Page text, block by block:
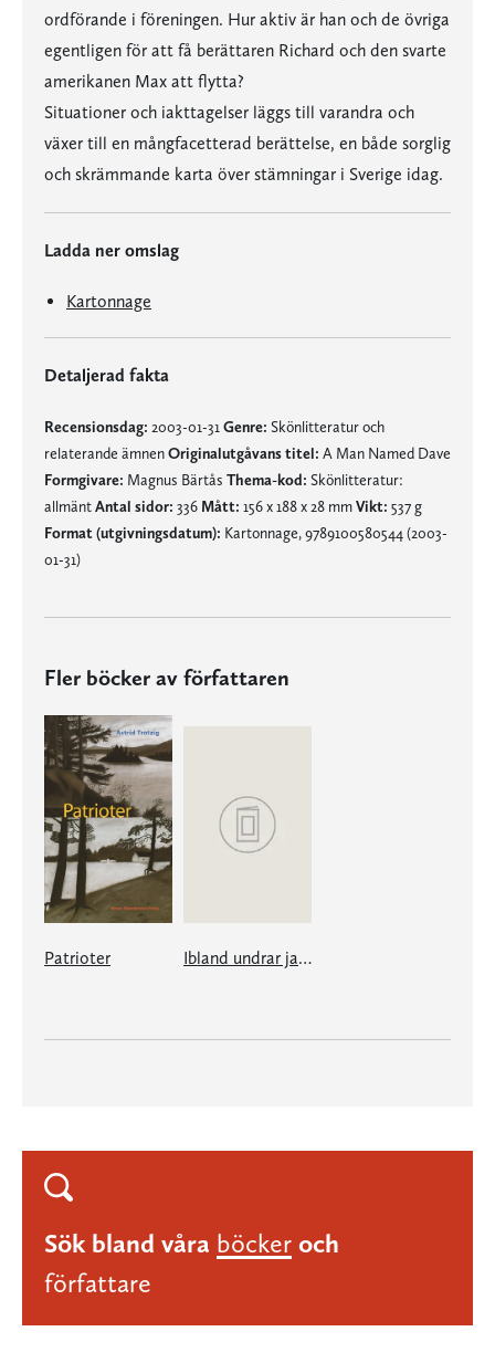
ordförande i föreningen. Hur aktiv är han och de övriga
egentligen för att få berättaren Richard och den svarte
amerikanen Max att flytta?
Situationer och iakttagelser läggs till varandra och
växer till en mångfacetterad berättelse, en både sorglig
och skrämmande karta över stämningar i Sverige idag.
Ladda ner omslag
Kartonnage
Detaljerad fakta
Recensionsdag: 2003-01-31 Genre: Skönlitteratur och
relaterande ämnenOriginalutgåvans titel: A Man Named Dave
Formgivare: Magnus Bärtås Thema-kod: Skönlitteratur:
allmäntAntal sidor: 336 Mått: 156 x 188 x 28 mmVikt: 537 g
Format (utgivningsdatum): Kartonnage, 9789100580544 (2003-
01-31)
Fler böcker av författaren
Patrioter Ibland undrar jag om jag minns rätt
Sök bland våra böcker och
författare